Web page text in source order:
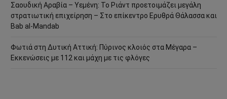
Σαουδική Αραβία – Υεμένη: Το Ριάντ προετοιμάζει μεγάλη
στρατιωτική επιχείρηση – Στο επίκεντρο Ερυθρά Θάλασσα και
Bab al-Mandab
Φωτιά στη Δυτική Αττική: Πύρινος κλοιός στα Μέγαρα –
Εκκενώσεις με 112 και μάχη με τις φλόγες